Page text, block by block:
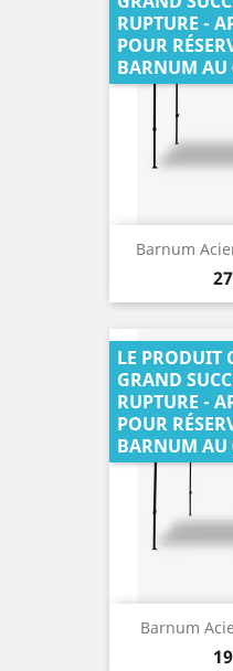
Barnum
RUPTURE -
POUR
BARNUM AU
Barnum
LE PRODUIT
GRAND
RUPTURE -
POUR
BARNUM AU